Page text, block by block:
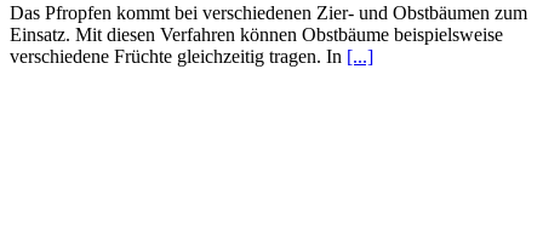
Das Pfropfen kommt bei verschiedenen Zier- und Obstbäumen zum
Einsatz. Mit diesen Verfahren können Obstbäume beispielsweise
verschiedene Früchte gleichzeitig tragen. In [...]